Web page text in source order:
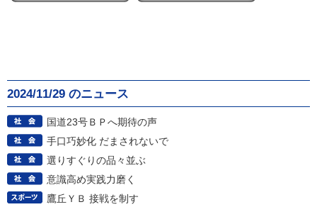
2024/11/29 のニュース
国道23号ＢＰへ期待の声
手口巧妙化 だまされないで
選りすぐりの品々並ぶ
意識高め実践力磨く
鷹丘ＹＢ 接戦を制す